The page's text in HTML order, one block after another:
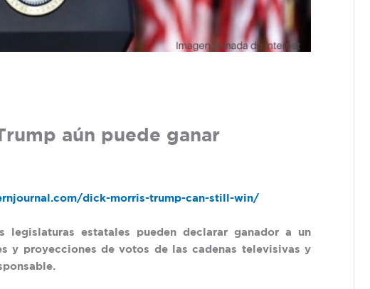
aún puede ganar
dick-morris-trump-can-still-win/
estatales pueden declarar ganador a un
y proyecciones de votos de las cadenas televisivas y